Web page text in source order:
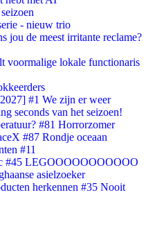
- nieuw trio
jou de meest irritante reclame?
voormalige lokale functionaris
#1 We zijn er weer
seconds van het seizoen!
#81 Horrorzomer
#87 Rondje oceaan
#11
#45 LEGOOOOOOOOOOO
asielzoeker
herkennen #35 Nooit